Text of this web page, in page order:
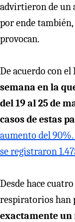
advirtieron de un
por ende
provocan.
De acuerdo con
semana en la
del 19 al 25 de
casos de estas
aumento del
se registraron
Desde hace
respiratorios han
exactamente un